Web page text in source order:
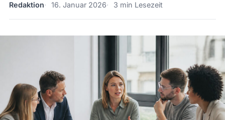
Redaktion 16. Januar 2026 3 min Lesezeit